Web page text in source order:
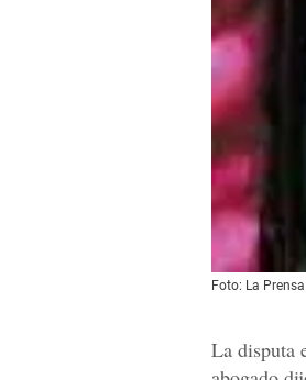
Foto: La Prensa
La disputa